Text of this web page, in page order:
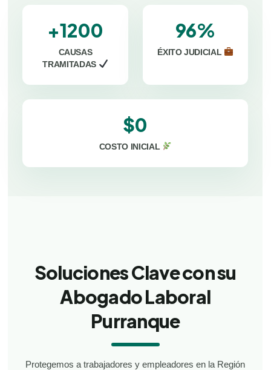
+1200
CAUSAS
TRAMITADAS
96%
ÉXITO JUDICIAL
$0
COSTO INICIAL
Soluciones Clave con su
Abogado Laboral
Purranque
Protegemos a trabajadores y empleadores en la Región